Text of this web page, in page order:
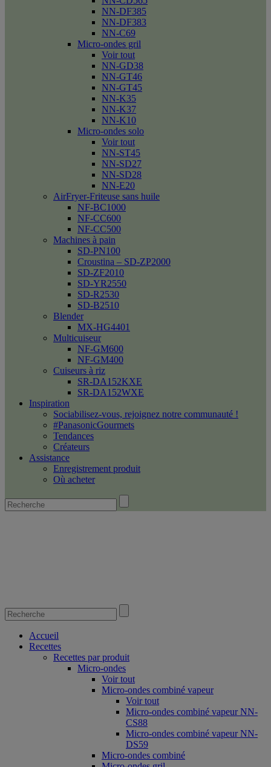
NN-DF385
NN-DF383
NN-C69
Micro-ondes gril
Voir tout
NN-GD38
NN-GT46
NN-GT45
NN-K35
NN-K37
NN-K10
Micro-ondes solo
Voir tout
NN-ST45
NN-SD27
NN-SD28
NN-E20
AirFryer-Friteuse sans huile
NF-BC1000
NF-CC600
NF-CC500
Machines à pain
SD-PN100
Croustina – SD-ZP2000
SD-ZF2010
SD-YR2550
SD-R2530
SD-B2510
Blender
MX-HG4401
Multicuiseur
NF-GM600
NF-GM400
Cuiseurs à riz
SR-DA152KXE
SR-DA152WXE
Inspiration
Sociabilisez-vous, rejoignez notre communauté !
#PanasonicGourmets
Tendances
Créateurs
Assistance
Enregistrement produit
Où acheter
Accueil
Recettes
Recettes par produit
Micro-ondes
Voir tout
Micro-ondes combiné vapeur
Voir tout
Micro-ondes combiné vapeur NN-
CS88
Micro-ondes combiné vapeur NN-
DS59
Micro-ondes combiné